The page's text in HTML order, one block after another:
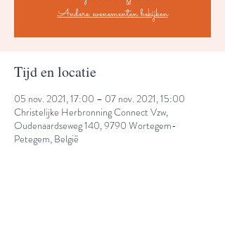
Andere evenementen bekijken
Tijd en locatie
05 nov. 2021, 17:00 – 07 nov. 2021, 15:00
Christelijke Herbronning Connect Vzw,
Oudenaardseweg 140, 9790 Wortegem-
Petegem, België